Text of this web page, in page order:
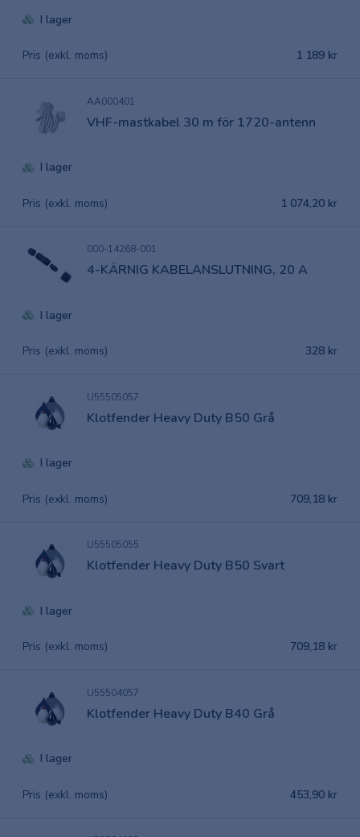
I lager
Pris (exkl. moms) 1 189 kr
AA000401
VHF-mastkabel 30 m för 1720-antenn
I lager
Pris (exkl. moms) 1 074,20 kr
000-14268-001
4-KÄRNIG KABELANSLUTNING, 20 A
I lager
Pris (exkl. moms) 328 kr
U55505057
Klotfender Heavy Duty B50 Grå
I lager
Pris (exkl. moms) 709,18 kr
U55505055
Klotfender Heavy Duty B50 Svart
I lager
Pris (exkl. moms) 709,18 kr
U55504057
Klotfender Heavy Duty B40 Grå
I lager
Pris (exkl. moms) 453,90 kr